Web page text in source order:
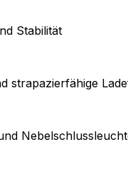
Stabilität
strapazierfähige